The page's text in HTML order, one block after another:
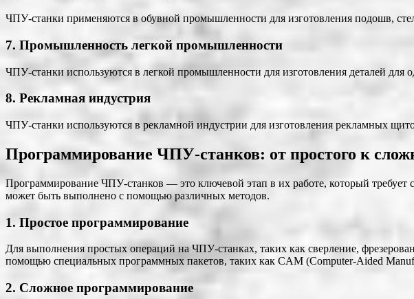
ЧПУ-станки применяются в обувной промышленности для изготовления подошв,
7. Промышленность легкой промышленности
ЧПУ-станки используются в легкой промышленности для изготовления деталей для
8. Рекламная индустрия
ЧПУ-станки используются в рекламной индустрии для изготовления рекламных
Программирование ЧПУ-станков: от простого к
Программирование ЧПУ-станков — это ключевой этап в их работе, который
может быть выполнено с помощью различных методов.
1. Простое программирование
Для выполнения простых операций на ЧПУ-станках, таких как сверление,
помощью специальных программных пакетов, таких как CAM (Computer-Aided
2. Сложное программирование